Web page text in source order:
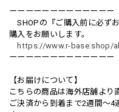
ーーーーーーーーーーーーー
SHOPの『ご購入前に必ず
購入をお願いします。
https://www.r-base.shop/
ーーーーーーーーーーーーー
【お届けについて】
こちらの商品は海外店舗より
ご決済から到着まで2週間〜